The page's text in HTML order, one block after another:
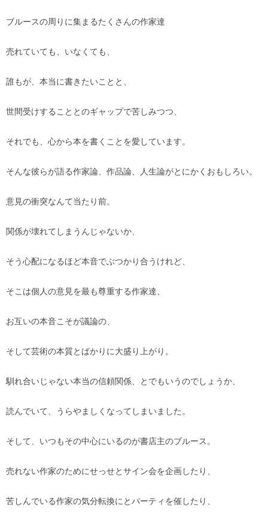
ブルースの周りに集まるたくさんの作家達
売れていても、いなくても、
誰もが、本当に書きたいことと、
世間受けすることとのギャップで苦しみつつ、
それでも、心から本を書くことを愛しています。
そんな彼らが語る作家論、作品論、人生論がとにかくおもしろい。
意見の衝突なんて当たり前。
関係が壊れてしまうんじゃないか、
そう心配になるほど本音でぶつかり合うけれど、
そこは個人の意見を最も尊重する作家達、
お互いの本音こそが議論の、
そして芸術の本質とばかりに大盛り上がり。
馴れ合いじゃない本当の信頼関係、とでもいうのでしょうか、
読んでいて、うらやましくなってしまいました。
そして、いつもその中心にいるのが書店主のブルース。
売れない作家のためにせっせとサイン会を企画したり、
苦しんでいる作家の気分転換にとパーティを催したり、